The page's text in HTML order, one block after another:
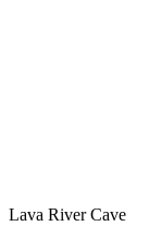
Lava River Cave